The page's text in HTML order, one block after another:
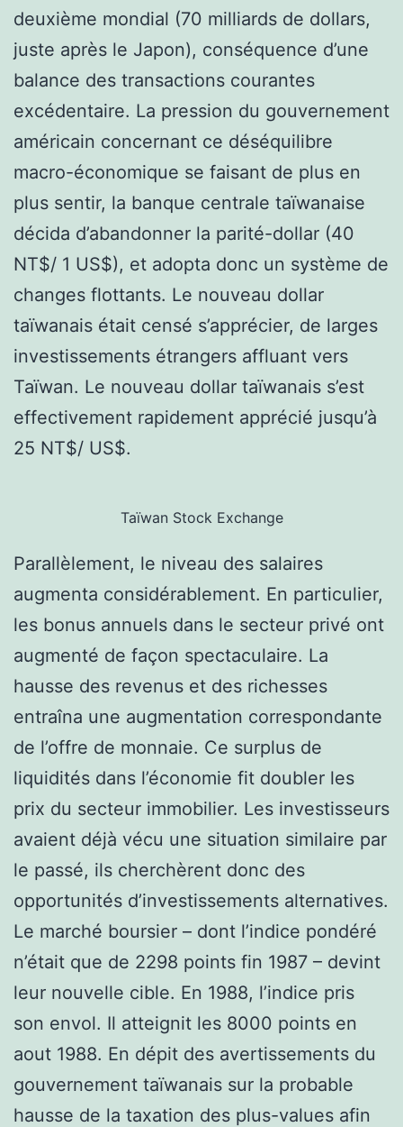
deuxième mondial (70 milliards de dollars,
juste après le Japon), conséquence d’une
balance des transactions courantes
excédentaire. La pression du gouvernement
américain concernant ce déséquilibre
macro-économique se faisant de plus en
plus sentir, la banque centrale taïwanaise
décida d’abandonner la parité-dollar (40
NT$/ 1 US$), et adopta donc un système de
changes flottants. Le nouveau dollar
taïwanais était censé s’apprécier, de larges
investissements étrangers affluant vers
Taïwan. Le nouveau dollar taïwanais s’est
effectivement rapidement apprécié jusqu’à
25 NT$/ US$.
Taïwan Stock Exchange
Parallèlement, le niveau des salaires
augmenta considérablement. En particulier,
les bonus annuels dans le secteur privé ont
augmenté de façon spectaculaire. La
hausse des revenus et des richesses
entraîna une augmentation correspondante
de l’offre de monnaie. Ce surplus de
liquidités dans l’économie fit doubler les
prix du secteur immobilier. Les investisseurs
avaient déjà vécu une situation similaire par
le passé, ils cherchèrent donc des
opportunités d’investissements alternatives.
Le marché boursier – dont l’indice pondéré
n’était que de 2298 points fin 1987 – devint
leur nouvelle cible. En 1988, l’indice pris
son envol. Il atteignit les 8000 points en
aout 1988. En dépit des avertissements du
gouvernement taïwanais sur la probable
hausse de la taxation des plus-values afin